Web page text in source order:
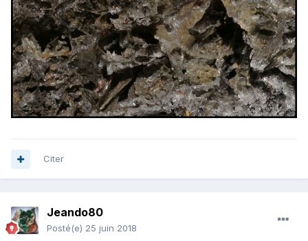
Citer
Jeando80
Posté(e) 25 juin 2018